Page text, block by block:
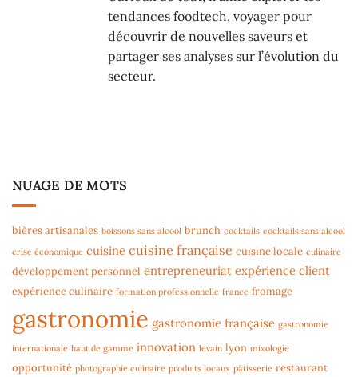
tendances foodtech, voyager pour
découvrir de nouvelles saveurs et
partager ses analyses sur l’évolution du
secteur.
NUAGE DE MOTS
bières artisanales boissons sans alcool brunch cocktails cocktails sans alcool
crise économique cuisine cuisine française cuisine locale culinaire
développement personnel entrepreneuriat expérience client
expérience culinaire formation professionnelle france fromage
gastronomie gastronomie française gastronomie
internationale haut de gamme innovation levain lyon mixologie
opportunité photographie culinaire produits locaux pâtisserie restaurant